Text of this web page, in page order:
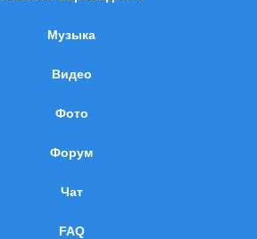
Музыка
Видео
Фото
Форум
Чат
FAQ